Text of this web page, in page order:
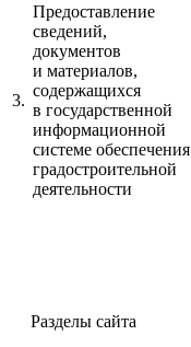
3.
Предоставление
сведений,
документов
и материалов,
содержащихся
в государственной
информационной
системе обеспечения
градостроительной
деятельности
Разделы сайта